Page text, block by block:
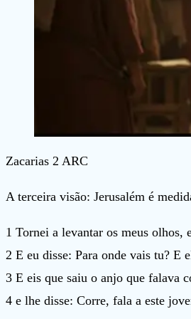
Zacarias 2 ARC
A terceira visão: Jerusalém é
1 Tornei a levantar os meus
2 E eu disse: Para onde vais tu? E
3 E eis que saiu o anjo que falava
4 e lhe disse: Corre, fala a este